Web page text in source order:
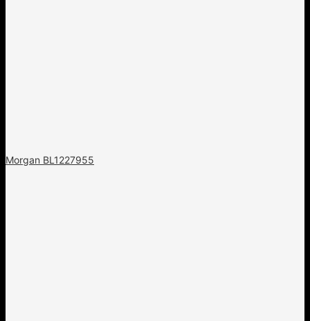
Morgan BL1227955